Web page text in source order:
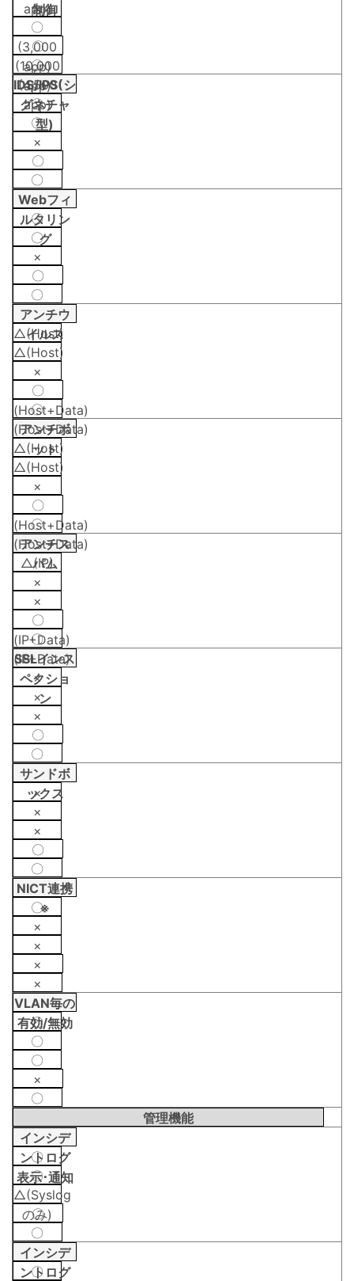
制御
app)
×
〇
(3,000
app)
〇
(10,000
app)
〇
(4,500
app)
IDS/IPS(シ
グネチャ
型)
〇
〇
×
〇
〇
Webフィ
ルタリン
グ
〇
〇
×
〇
〇
アンチウ
イルス
△(Host)
△(Host)
×
〇
(Host+Data)
〇
(Host+Data)
アンチボ
ット
△(Host)
△(Host)
×
〇
(Host+Data)
〇
(Host+Data)
アンチス
パム
△(IP)
×
×
〇
(IP+Data)
〇
(IP+Data)
SSLインス
ペクショ
ン
×
×
×
〇
〇
サンドボ
ックス
×
×
×
〇
〇
NICT連携
※
〇
×
×
×
×
VLAN毎の
有効/無効
〇
〇
〇
×
〇
管理機能
インシデ
ントログ
表示･通知
〇
〇
△(Syslog
のみ)
〇
〇
インシデ
ントログ
〇